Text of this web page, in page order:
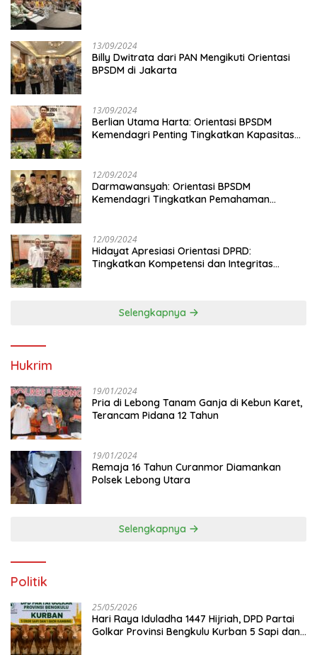
13/09/2024
Billy Dwitrata dari PAN Mengikuti Orientasi
BPSDM di Jakarta
13/09/2024
Berlian Utama Harta: Orientasi BPSDM
Kemendagri Penting Tingkatkan Kapasitas
12/09/2024
Darmawansyah: Orientasi BPSDM
Kemendagri Tingkatkan Pemahaman
12/09/2024
Hidayat Apresiasi Orientasi DPRD:
Tingkatkan Kompetensi dan Integritas
Selengkapnya
Hukrim
19/01/2024
Pria di Lebong Tanam Ganja di Kebun Karet,
Terancam Pidana 12 Tahun
19/01/2024
Remaja 16 Tahun Curanmor Diamankan
Polsek Lebong Utara
Selengkapnya
Politik
25/05/2026
Hari Raya Iduladha 1447 Hijriah, DPD Partai
Golkar Provinsi Bengkulu Kurban 5 Sapi dan 1